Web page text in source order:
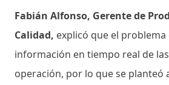
Fabián Alfonso, Gerente de
Calidad, explicó que el
información en tiempo real de
operación, por lo que se planteó